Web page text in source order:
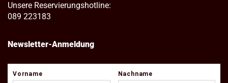
Unsere Reservierungshotline:
089 223183
Newsletter-Anmeldung